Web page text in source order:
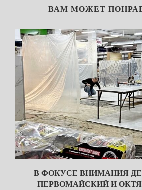
ВАМ МОЖЕТ
В ФОКУСЕ ВНИМАНИЯ
ПЕРВОМАЙСКИЙ И